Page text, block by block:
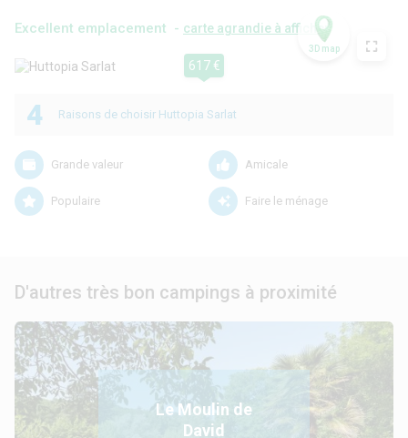
Excellent emplacement - carte agrandie à afficher
617 €
3D map
4 Raisons de choisir Huttopia Sarlat
Grande valeur Amicale
Populaire Faire le ménage
D'autres très bon campings à proximité
Le Moulin de
David